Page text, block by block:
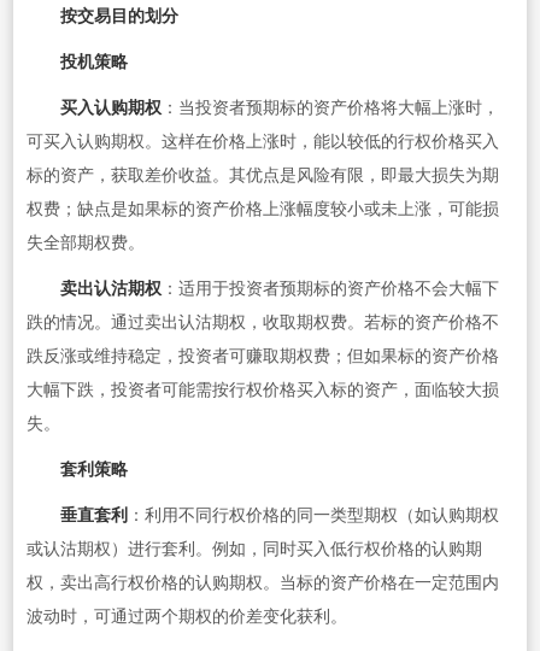
按交易目的划分
投机策略
买入认购期权 ：当投资者预期标的资产价格将大幅上涨时，
可买入认购期权。这样在价格上涨时，能以较低的行权价格买入
标的资产，获取差价收益。其优点是风险有限，即最大损失为期
权费；缺点是如果标的资产价格上涨幅度较小或未上涨，可能损
失全部期权费。
卖出认沽期权 ：适用于投资者预期标的资产价格不会大幅下
跌的情况。通过卖出认沽期权，收取期权费。若标的资产价格不
跌反涨或维持稳定，投资者可赚取期权费；但如果标的资产价格
大幅下跌，投资者可能需按行权价格买入标的资产，面临较大损
失。
套利策略
垂直套利 ：利用不同行权价格的同一类型期权（如认购期权
或认沽期权）进行套利。例如，同时买入低行权价格的认购期
权，卖出高行权价格的认购期权。当标的资产价格在一定范围内
波动时，可通过两个期权的价差变化获利。